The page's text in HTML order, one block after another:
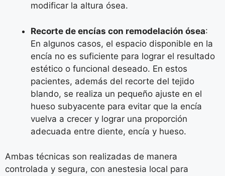
modificar la altura ósea.
Recorte de encías con remodelación ósea:
En algunos casos, el espacio disponible en la
encía no es suficiente para lograr el resultado
estético o funcional deseado. En estos
pacientes, además del recorte del tejido
blando, se realiza un pequeño ajuste en el
hueso subyacente para evitar que la encía
vuelva a crecer y lograr una proporción
adecuada entre diente, encía y hueso.
Ambas técnicas son realizadas de manera
controlada y segura, con anestesia local para